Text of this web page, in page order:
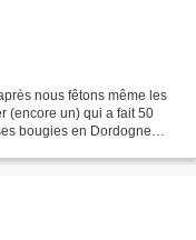
nous fêtons même les
(encore un) qui a fait 50
bougies en Dordogne